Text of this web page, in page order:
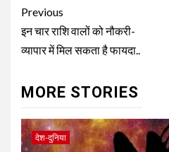
Continue
Reading
Previous
इन चार राशि वालों को नौकरी-
व्यापार में मिल सकता है फायदा..
MORE STORIES
देश-दुनिया